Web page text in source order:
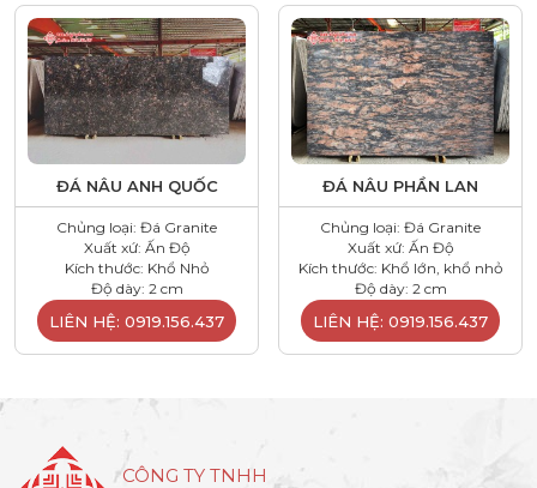
ĐÁ NÂU ANH QUỐC
Chủng loại: Đá Granite
Xuất xứ: Ấn Độ
Kích thước: Khổ Nhỏ
Độ dày: 2 cm
LIÊN HỆ: 0919.156.437
ĐÁ NÂU PHẦN LAN
Chủng loại: Đá Granite
Xuất xứ: Ấn Độ
Kích thước: Khổ lớn, khổ nhỏ
Độ dày: 2 cm
LIÊN HỆ: 0919.156.437
CÔNG TY TNHH